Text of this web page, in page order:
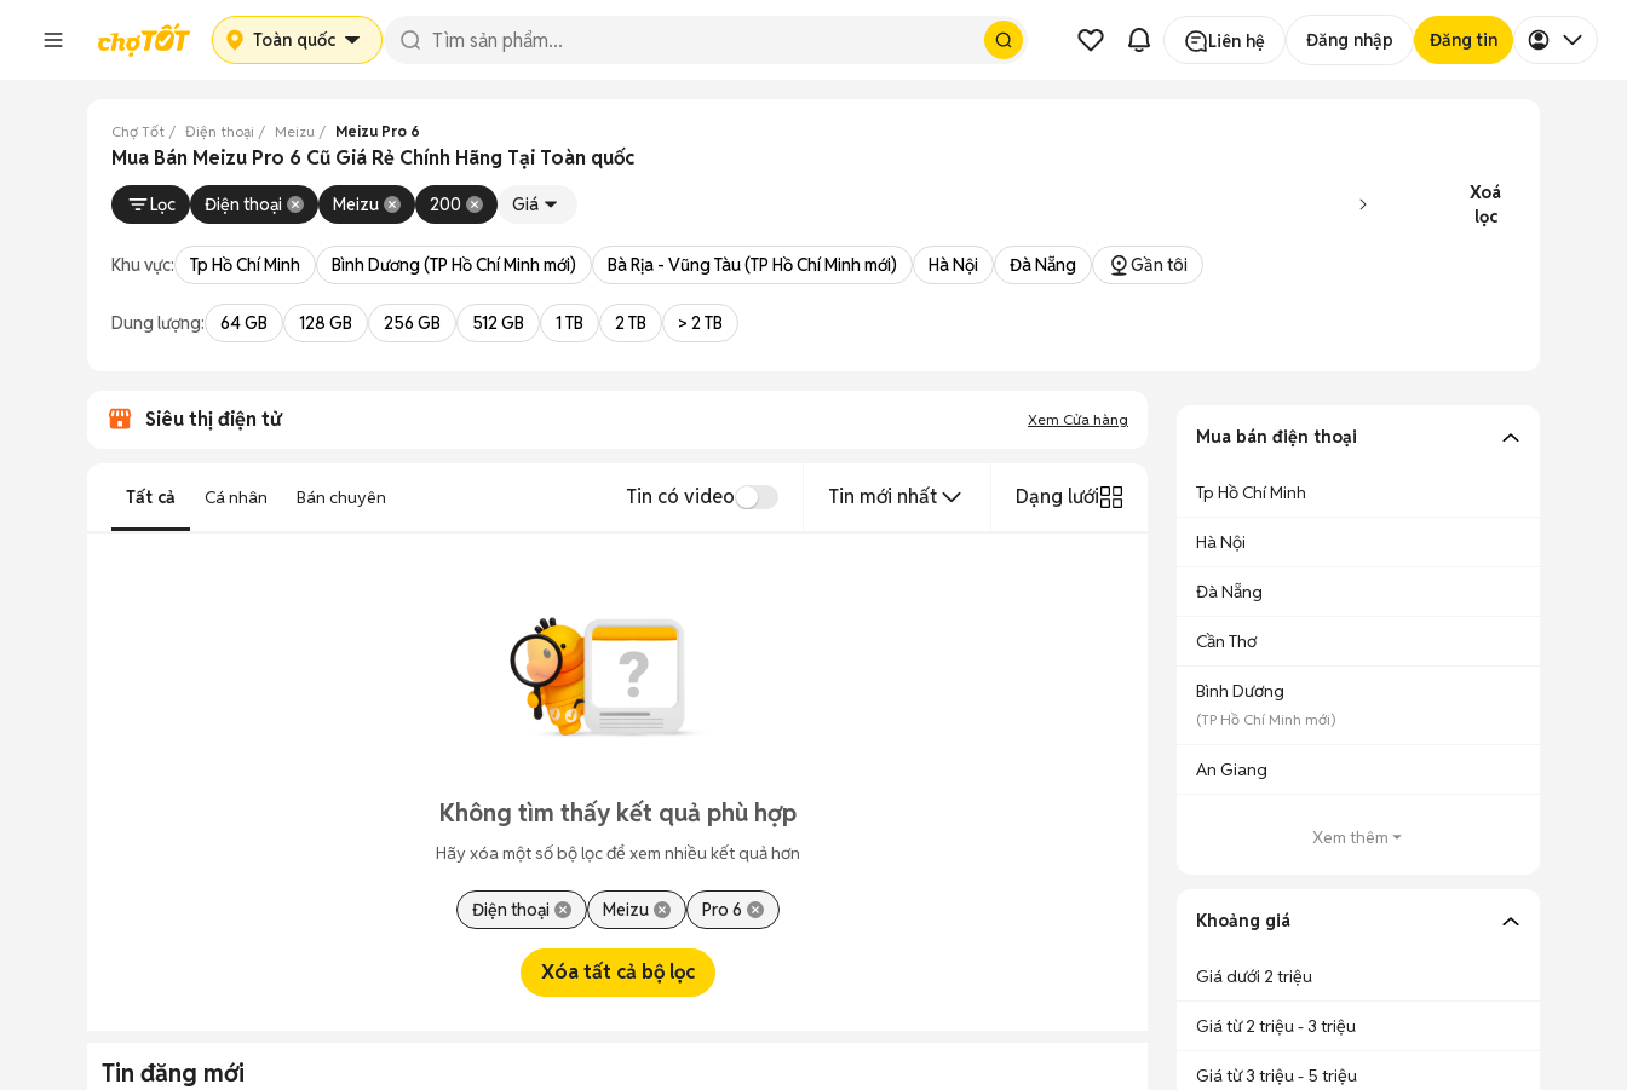
Toàn quốc Liên hệ Đăng nhập Đăng tin
Chợ Tốt Điện thoại Meizu Meizu Pro 6
Mua Bán Meizu Pro 6 Cũ Giá Rẻ Chính Hãng Tại Toàn quốc
Lọc Điện thoại Meizu 200 Giá
Xoá
lọc
Khu vực: Tp Hồ Chí Minh Bình Dương (TP Hồ Chí Minh mới) Bà Rịa - Vũng Tàu (TP Hồ Chí Minh mới) Hà Nội Đà Nẵng Gần tôi
Dung lượng: 64 GB 128 GB 256 GB 512 GB 1 TB 2 TB > 2 TB
Siêu thị điện tử Xem Cửa hàng
Tất cả Cá nhân Bán chuyên Tin có video Tin mới nhất Dạng lưới
Không tìm thấy kết quả phù hợp
Hãy xóa một số bộ lọc để xem nhiều kết quả hơn
Điện thoại Meizu Pro 6
Xóa tất cả bộ lọc
Tin đăng mới
Mua bán điện thoại
Tp Hồ Chí Minh
Hà Nội
Đà Nẵng
Cần Thơ
Bình Dương
(TP Hồ Chí Minh mới)
An Giang
Xem thêm
Khoảng giá
Giá dưới 2 triệu
Giá từ 2 triệu - 3 triệu
Giá từ 3 triệu - 5 triệu